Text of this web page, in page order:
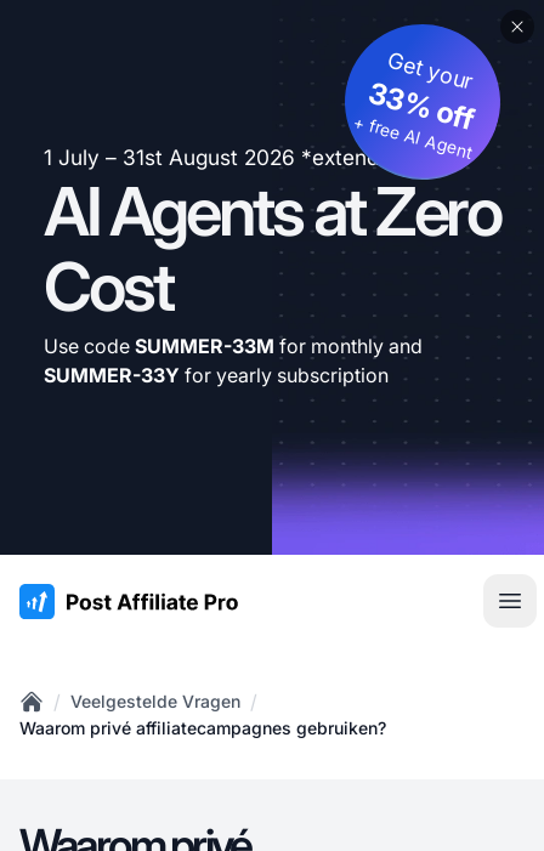
1 July – 31st August 2026 *extended
AI Agents at Zero
Cost
Get your
33% off
+ free AI Agent
Use code SUMMER-33M for monthly and
SUMMER-33Y for yearly subscription
:site.title
Home
/ Veelgestelde Vragen /
Waarom privé affiliatecampagnes gebruiken?